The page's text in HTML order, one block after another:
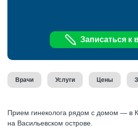
Записаться к
Врачи Услуги Цены
Прием гинеколога рядом с домом — в
на Васильевском острове.